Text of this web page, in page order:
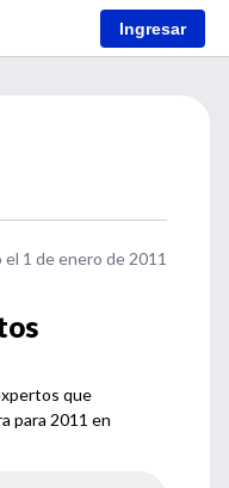
Ingresar
el 1 de enero de 2011
que
para 2011 en